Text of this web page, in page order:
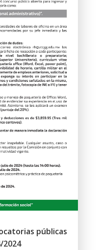
públicas
2024